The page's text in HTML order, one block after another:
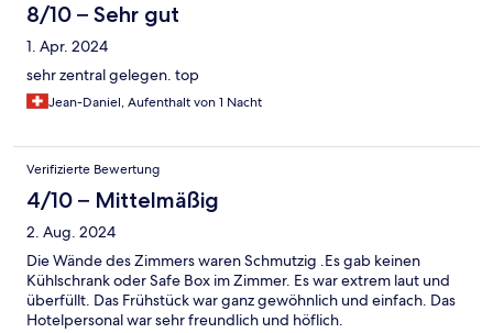
8/10 – Sehr gut
1. Apr. 2024
sehr zentral gelegen. top
Jean-Daniel, Aufenthalt von 1 Nacht
Verifizierte Bewertung
4/10 – Mittelmäßig
2. Aug. 2024
Die Wände des Zimmers waren Schmutzig .Es gab keinen
Kühlschrank oder Safe Box im Zimmer. Es war extrem laut und
überfüllt. Das Frühstück war ganz gewöhnlich und einfach. Das
Hotelpersonal war sehr freundlich und höflich.